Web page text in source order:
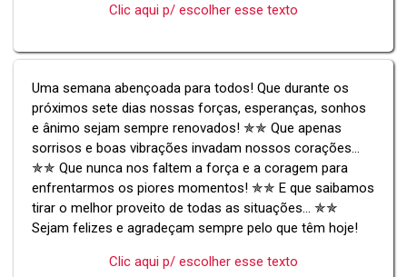
Clic aqui p/ escolher esse texto
Uma semana abençoada para todos! Que durante os
próximos sete dias nossas forças, esperanças, sonhos
e ânimo sejam sempre renovados! ✯✯ Que apenas
sorrisos e boas vibrações invadam nossos corações...
✯✯ Que nunca nos faltem a força e a coragem para
enfrentarmos os piores momentos! ✯✯ E que saibamos
tirar o melhor proveito de todas as situações... ✯✯
Sejam felizes e agradeçam sempre pelo que têm hoje!
Clic aqui p/ escolher esse texto